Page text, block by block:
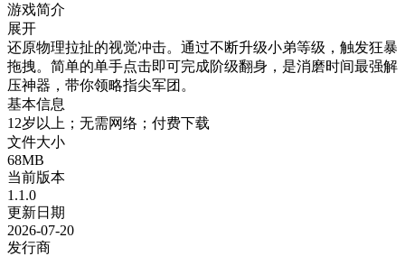
游戏简介
展开
还原物理拉扯的视觉冲击。通过不断升级小弟等级，触发狂暴
拖拽。简单的单手点击即可完成阶级翻身，是消磨时间最强解
压神器，带你领略指尖军团。
基本信息
12岁以上；无需网络；付费下载
文件大小
68MB
当前版本
1.1.0
更新日期
2026-07-20
发行商